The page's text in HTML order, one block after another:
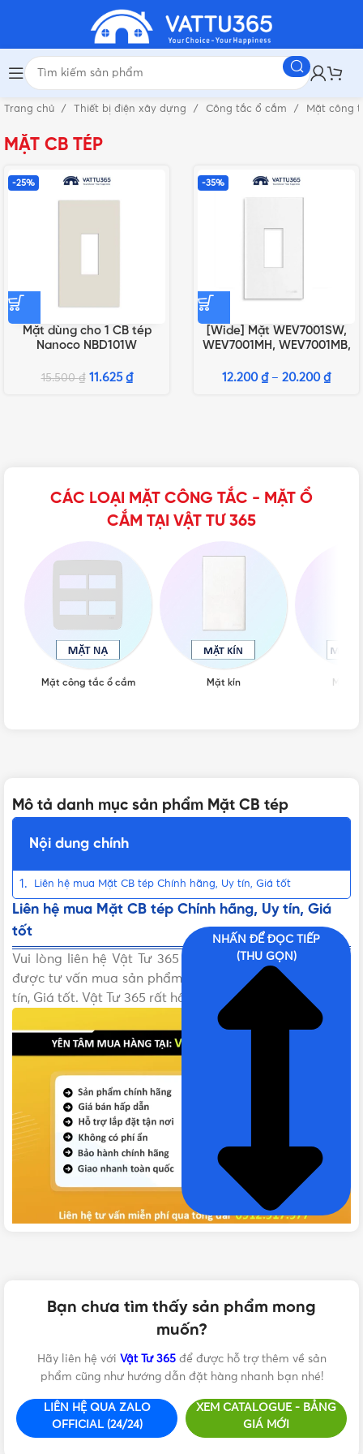
Trang chủ Thiết bị điện xây dựng Công tắc ổ cắm Mặt công
MẶT CB TÉP
-25%
Mặt dùng cho 1 CB tép
Nanoco NBD101W
15.500₫ 11.625 ₫
-35%
[Wide] Mặt WEV7001SW,
WEV7001MH, WEV7001MB,
12.200 ₫– 20.200 ₫
CÁC LOẠI MẶT CÔNG TẮC - MẶT Ổ
CẮM TẠI VẬT TƯ 365
Mặt công tắc ổ cắm Mặt kín Mặt
Mô tả danh mục sản phẩm Mặt CB tép
Nội dung chính
Liên hệ mua Mặt CB tép Chính hãng, Uy tín, Giá tốt
Liên hệ mua Mặt CB tép Chính hãng, Uy tín, Giá
tốt
Vui lòng liên hệ Vật Tư 365 theo các kênh bên dưới để
được tư vấn mua sản phẩm Mặt CB tép Chính hãng, Uy
tín, Giá tốt. Vật Tư 365 rất hân hạnh được phục vụ!
Hotline:0912917977
cskh@vattu365.com
Website: https://vattu365.com/
Showroom: 13 đường số 7, P. An Lạc A, Q. Bình Tân,
Click xem đường
NHẤN ĐỂ ĐỌC TIẾP
(THU GỌN)
Bạn chưa tìm thấy sản phẩm mong
muốn?
Hãy liên hệ với Vật Tư 365để được hỗ trợ thêm về sản
phẩm cũng như hướng dẫn đặt hàng nhanh bạn nhé!
LIÊN HỆ QUA ZALO
OFFICIAL (24/24)
XEM CATALOGUE - BẢNG
GIÁ MỚI